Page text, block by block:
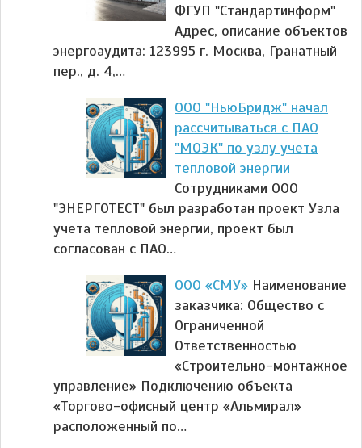
ФГУП "Стандартинформ"
Адрес, описание объектов
энергоаудита: 123995 г. Москва, Гранатный
пер., д. 4,…
ООО "НьюБридж" начал
рассчитываться с ПАО
"МОЭК" по узлу учета
тепловой энергии
Сотрудниками ООО
"ЭНЕРГОТЕСТ" был разработан проект Узла
учета тепловой энергии, проект был
согласован с ПАО…
ООО «СМУ» Наименование
заказчика: Общество с
Ограниченной
Ответственностью
«Строительно-монтажное
управление» Подключению объекта
«Торгово-офисный центр «Альмирал»
расположенный по…